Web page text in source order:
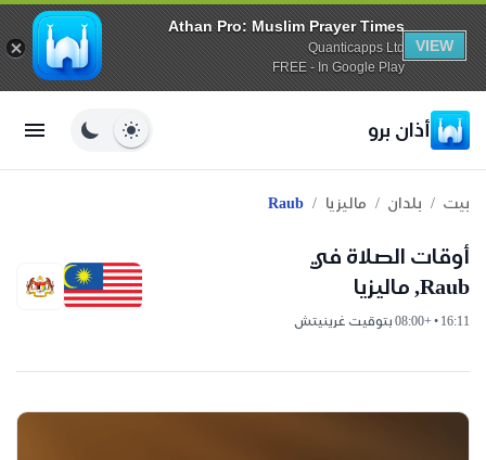
Athan Pro: Muslim Prayer Times
Quanticapps Ltd
FREE - In Google Play
VIEW
أذان برو
بيت / بلدان / ماليزيا /
Raub
أوقات الصلاة في
Raub, ماليزيا
16:11 • +08:00 بتوقيت غرينيتش